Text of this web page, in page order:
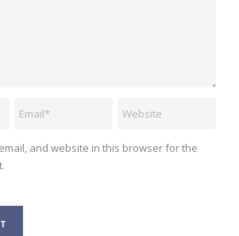
and website in this browser for the